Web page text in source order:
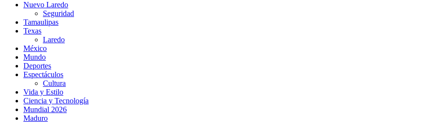
Nuevo Laredo
Seguridad
Tamaulipas
Texas
Laredo
México
Mundo
Deportes
Espectáculos
Cultura
Vida y Estilo
Ciencia y Tecnología
Mundial 2026
Maduro